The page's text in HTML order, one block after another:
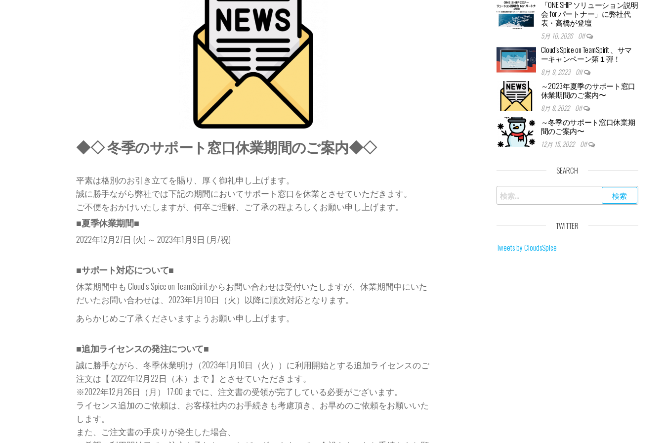
◆◇ 冬季のサポート窓口休業期間のご案内◆◇
平素は格別のお引き立てを賜り、厚く御礼申し上げます。
誠に勝手ながら弊社では下記の期間においてサポート窓口を休業とさせていただきます。
ご不便をおかけいたしますが、何卒ご理解、ご了承の程よろしくお願い申し上げます。
■夏季休業期間■
2022年12月27日 (火) ～ 2023年1月9日 (月/祝)
■サポート対応について■
休業期間中も Cloud’s Spice on TeamSpirit からお問い合わせは受付いたしますが、休業期間中にいた
だいたお問い合わせは、2023年1月10日（火）以降に順次対応となります。
あらかじめご了承くださいますようお願い申し上げます。
■追加ライセンスの発注について■
誠に勝手ながら、冬季休業明け（2023年1月10日（火））に利用開始とする追加ライセンスのご
注文は【 2022年12月22日（木）まで 】とさせていただきます。
※2022年12月26日（月） 17:00 までに、注文書の受領が完了している必要がございます。
ライセンス追加のご依頼は、お客様社内のお手続きも考慮頂き、お早めのご依頼をお願いいた
します。
また、ご注文書の手戻りが発生した場合、
「ONE SHIP ソリューション説明
会 for パートナー」に弊社代
表・高橋が登壇
5月 10, 2026 Off
Cloud’s Spice on TeamSpirit 、サマ
ーキャンペーン第１弾！
8月 9, 2023 Off
～2023年夏季のサポート窓口
休業期間のご案内〜
8月 8, 2022 Off
～冬季のサポート窓口休業期
間のご案内〜
12月 15, 2022 Off
SEARCH
TWITTER
Tweets by CloudsSpice